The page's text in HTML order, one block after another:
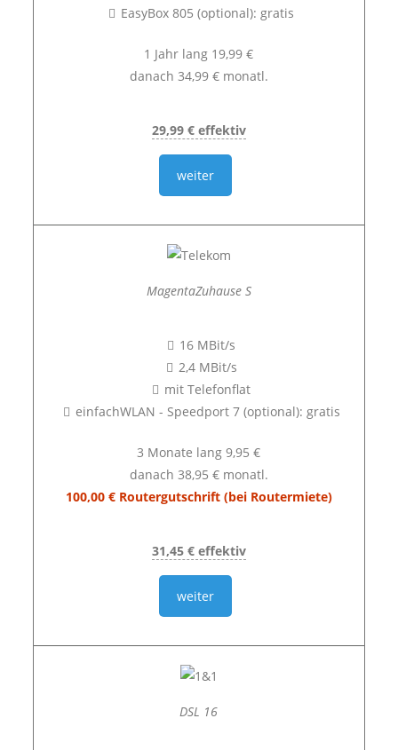
EasyBox 805 (optional): gratis
1 Jahr lang 19,99 €
danach 34,99 € monatl.
29,99 € effektiv
weiter
MagentaZuhause S
16 MBit/s
2,4 MBit/s
mit Telefonflat
einfachWLAN - Speedport 7 (optional): gratis
3 Monate lang 9,95 €
danach 38,95 € monatl.
100,00 € Routergutschrift (bei Routermiete)
31,45 € effektiv
weiter
DSL 16